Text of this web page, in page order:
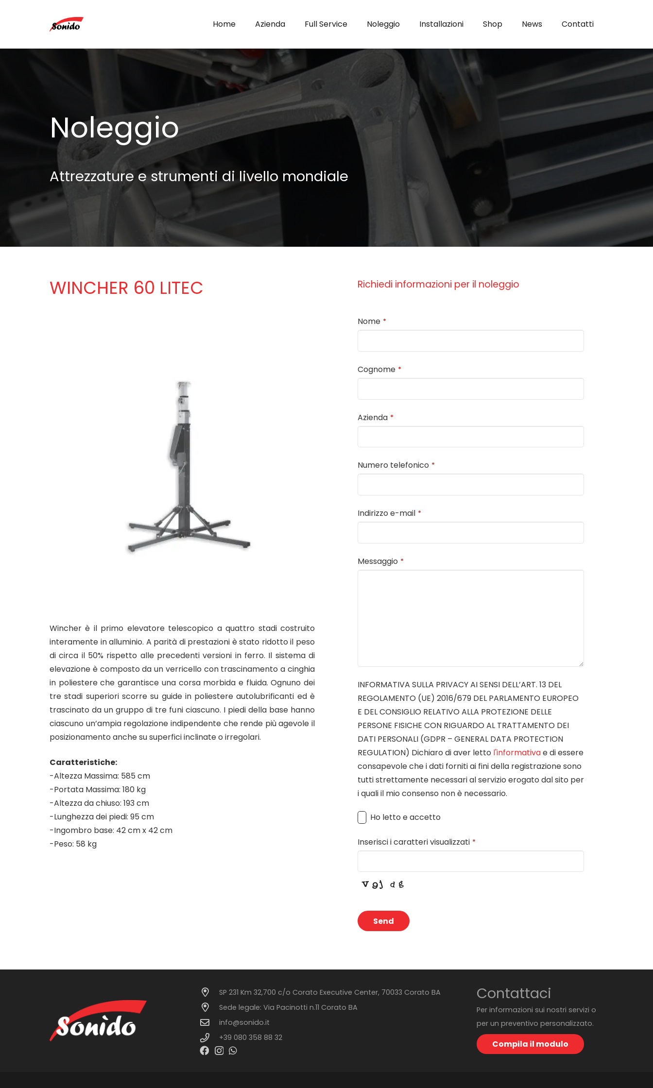
Home Azienda Full Service Noleggio Installazioni Shop News Contatti
Noleggio
Attrezzature e strumenti di livello mondiale
WINCHER 60 LITEC
Wincher è il primo elevatore telescopico a quattro stadi costruito
interamente in alluminio. A parità di prestazioni è stato ridotto il peso
di circa il 50% rispetto alle precedenti versioni in ferro. Il sistema di
elevazione è composto da un verricello con trascinamento a cinghia
in poliestere che garantisce una corsa morbida e fluida. Ognuno dei
tre stadi superiori scorre su guide in poliestere autolubrificanti ed è
trascinato da un gruppo di tre funi ciascuno. I piedi della base hanno
ciascuno un’ampia regolazione indipendente che rende più agevole il
posizionamento anche su superfici inclinate o irregolari.
Caratteristiche:
-Altezza Massima: 585 cm
-Portata Massima: 180 kg
-Altezza da chiuso: 193 cm
-Lunghezza dei piedi: 95 cm
-Ingombro base: 42 cm x 42 cm
-Peso: 58 kg
Richiedi informazioni per il noleggio
Nome *
Cognome *
Azienda *
Numero telefonico *
Indirizzo e-mail *
Messaggio *
INFORMATIVA SULLA PRIVACY AI SENSI DELL’ART. 13 DEL
REGOLAMENTO (UE) 2016/679 DEL PARLAMENTO EUROPEO
E DEL CONSIGLIO RELATIVO ALLA PROTEZIONE DELLE
PERSONE FISICHE CON RIGUARDO AL TRATTAMENTO DEI
DATI PERSONALI (GDPR – GENERAL DATA PROTECTION
REGULATION) Dichiaro di aver letto l'informativae di essere
consapevole che i dati forniti ai fini della registrazione sono
tutti strettamente necessari al servizio erogato dal sito per
i quali il mio consenso non è necessario.
Ho letto e accetto
Inserisci i caratteri visualizzati *
Send
should
SP 231 Km 32,700 c/o Corato Executive Center, 70033 Corato BA
Sede legale: Via Pacinotti n.11 Corato BA
info@sonido.it
+39 080 358 88 32
Contattaci
Per informazioni sui nostri servizi o
per un preventivo personalizzato.
Compila il modulo